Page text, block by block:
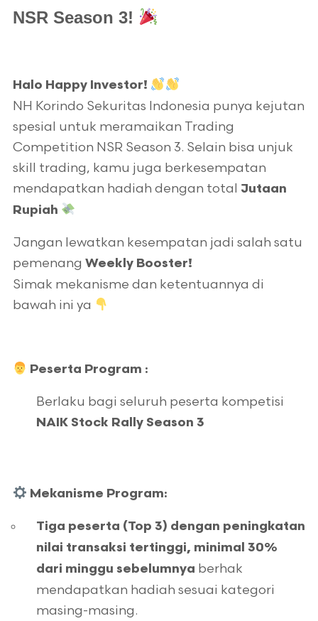
NSR Season 3!
Halo Happy Investor!
NH Korindo Sekuritas Indonesia punya kejutan
spesial untuk meramaikan Trading
Competition NSR Season 3. Selain bisa unjuk
skill trading, kamu juga berkesempatan
mendapatkan hadiah dengan total Jutaan
Rupiah
Jangan lewatkan kesempatan jadi salah satu
pemenang Weekly Booster!
Simak mekanisme dan ketentuannya di
bawah ini ya
Peserta Program :
Berlaku bagi seluruh peserta kompetisi
NAIK Stock Rally Season 3
Mekanisme Program:
Tiga peserta (Top 3) dengan peningkatan
nilai transaksi tertinggi, minimal 30%
dari minggu sebelumnya berhak
mendapatkan hadiah sesuai kategori
masing-masing.